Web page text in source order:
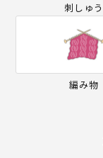
刺しゅう
編み物